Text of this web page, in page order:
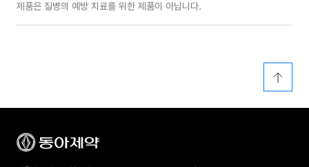
제품은 질병의 예방 치료를 위한 제품이 아닙니다.